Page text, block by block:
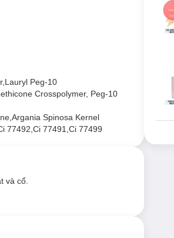
Peg-10
Crosspolymer, Peg-10
Spinosa Kernel
77492,Ci 77491,Ci 77499
và cổ.